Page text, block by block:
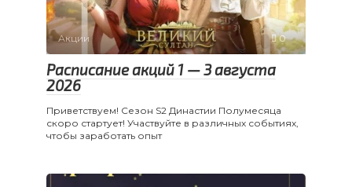
Акции 0
Расписание акций 1 — 3 августа
2026
Приветствуем! Сезон S2 Династии Полумесяца
скоро стартует! Участвуйте в различных событиях,
чтобы заработать опыт